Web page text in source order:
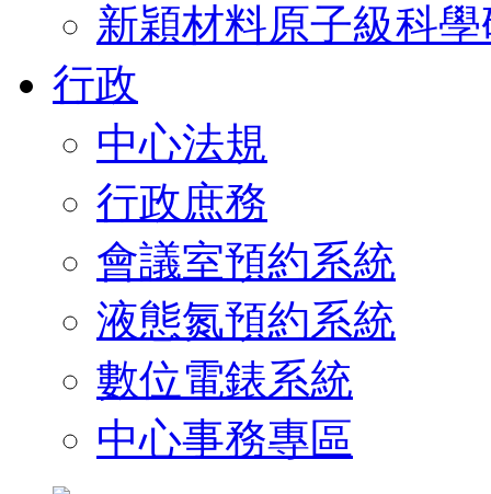
新穎材料原子級科
行政
中心法規
行政庶務
會議室預約系統
液態氮預約系統
數位電錶系統
中心事務專區